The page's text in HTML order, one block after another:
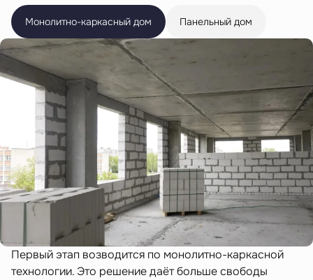
Монолитно-каркасный дом Панельный дом
Первый этап возводится по монолитно-каркасной
технологии. Это решение даёт больше свободы